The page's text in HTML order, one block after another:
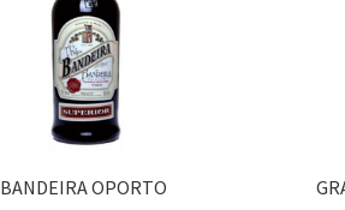
BANDEIRA OPORTO